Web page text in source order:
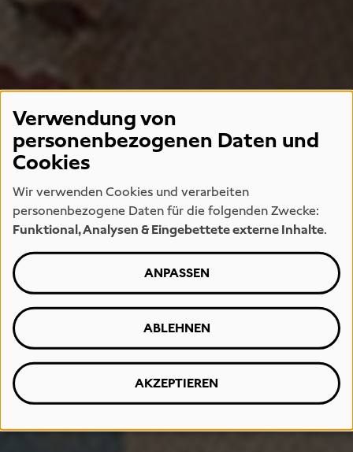
Verwendung von
personenbezogenen Daten und
Cookies
Wir verwenden Cookies und verarbeiten
personenbezogene Daten für die folgenden Zwecke:
Funktional, Analysen & Eingebettete externe Inhalte.
ANPASSEN
ABLEHNEN
AKZEPTIEREN